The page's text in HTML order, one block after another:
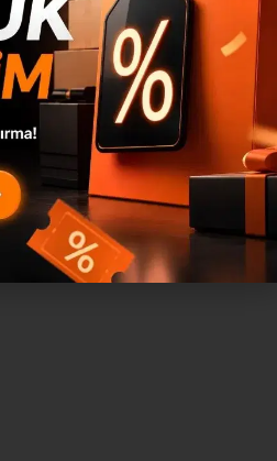
Montaj Ürün demonte
tüm parçalar, kurulumu
Devamını Gör